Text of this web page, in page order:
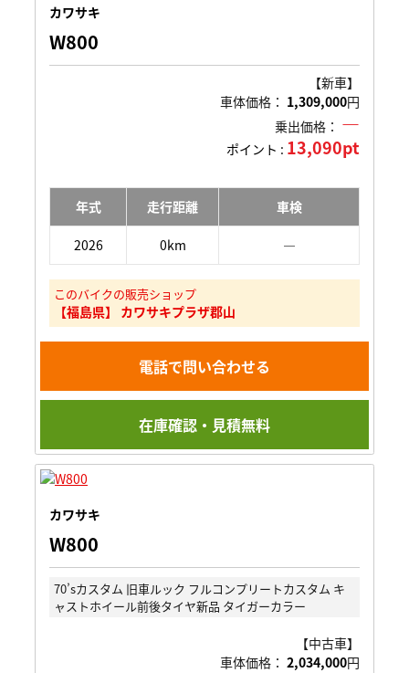
カワサキ
W800
【新車】
車体価格： 1,309,000円
乗出価格： ―
ポイント : 13,090pt
年式 走行距離 車検
2026 0km ―
このバイクの販売ショップ
【福島県】 カワサキプラザ郡山
電話で問い合わせる
在庫確認・見積無料
カワサキ
W800
70’sカスタム 旧車ルック フルコンプリートカスタム キ
ャストホイール前後タイヤ新品 タイガーカラー
【中古車】
車体価格： 2,034,000円